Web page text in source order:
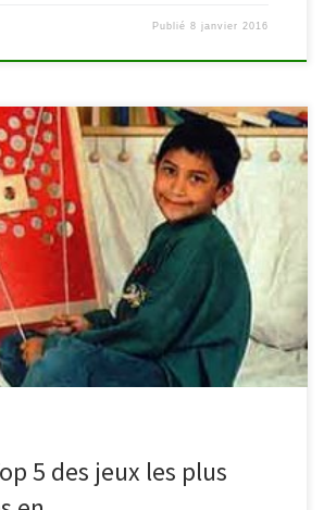
Publié8 janvier 2016
nombreux à arpenter les couloirs de la
pour accéder à la ludothèque.
le top 5 des jeux que vous avez empruntés.
goûts : des jeux de plateau et de mémoire,
[…]
5 des jeux les plus